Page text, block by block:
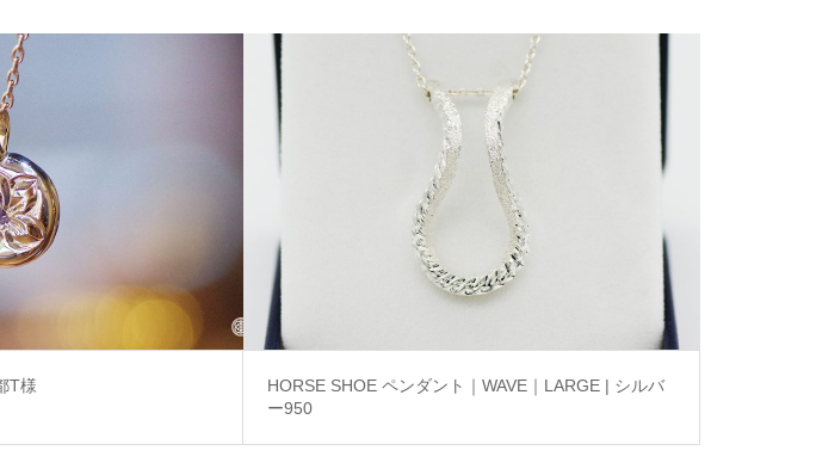
T様
HORSE SHOE ペンダント｜WAVE｜LARGE | シルバ
ー950